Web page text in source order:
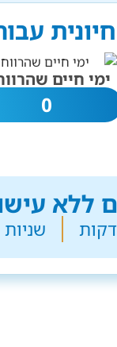
ימי חיים
0
דקות שניות